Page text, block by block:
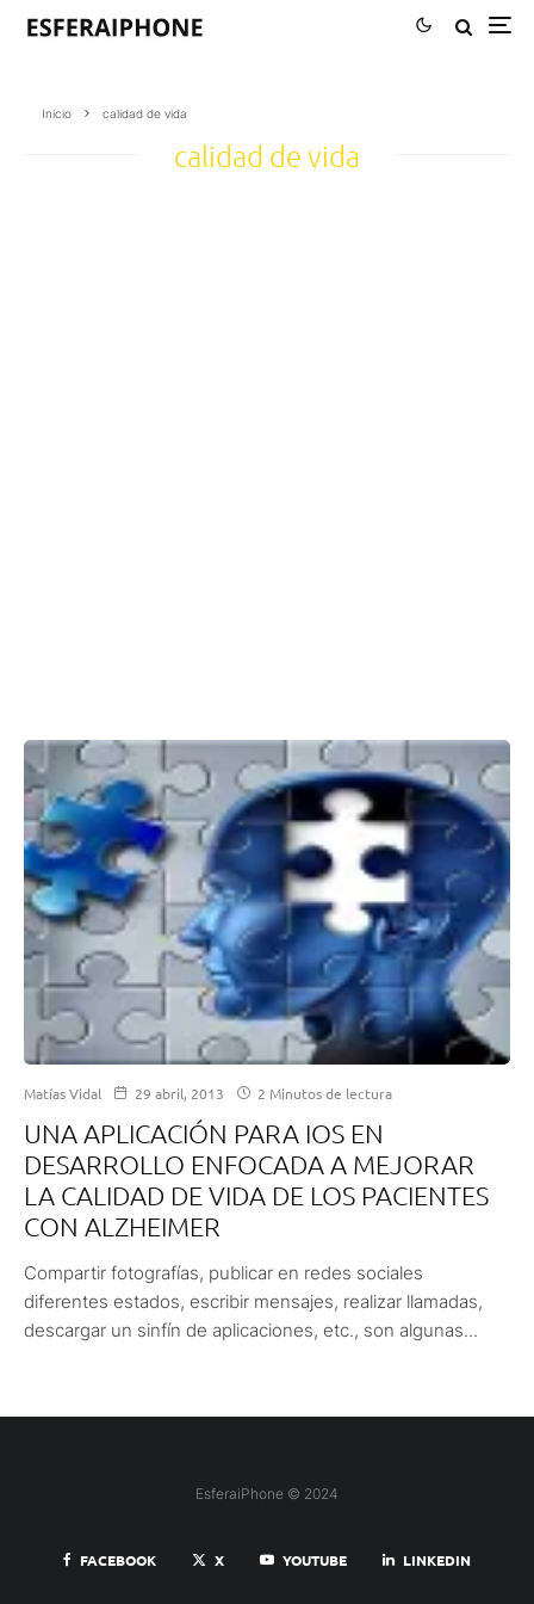
Inicio calidad de vida
calidad de vida
Matías Vidal 29 abril, 2013 2 Minutos de lectura
UNA APLICACIÓN PARA IOS EN
DESARROLLO ENFOCADA A MEJORAR
LA CALIDAD DE VIDA DE LOS PACIENTES
CON ALZHEIMER
Compartir fotografías, publicar en redes sociales
diferentes estados, escribir mensajes, realizar llamadas,
descargar un sinfín de aplicaciones, etc., son algunas...
EsferaiPhone © 2024
FACEBOOK X YOUTUBE LINKEDIN